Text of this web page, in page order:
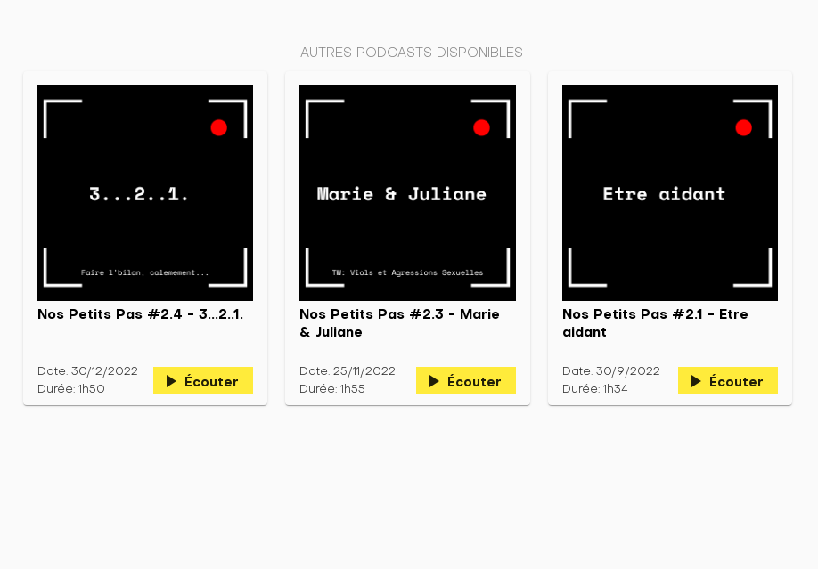
AUTRES PODCASTS DISPONIBLES
Nos Petits Pas #2.4 - 3...2..1.
Date: 30/12/2022
Durée: 1h50
play_arrow Écouter
Nos Petits Pas #2.3 - Marie
& Juliane
Date: 25/11/2022
Durée: 1h55
play_arrow Écouter
Nos Petits Pas #2.1 - Etre
aidant
Date: 30/9/2022
Durée: 1h34
play_arrow Écouter